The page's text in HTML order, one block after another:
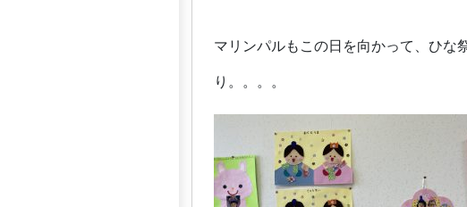
マリンパルもこの日を向かって、ひな
り。。。。